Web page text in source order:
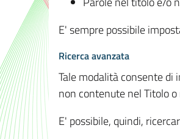
E' sempre possibile
Ricerca avanzata
Tale modalità consente di
non contenute nel Titolo
E' possibile, quindi,